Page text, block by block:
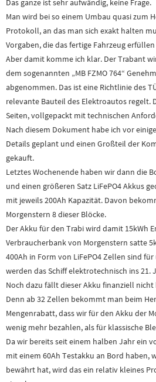
Das ganze ist sehr aufwändig, keine Frage.
Man wird bei so einem Umbau quasi zum
Protokoll, an das man sich exakt halten
Vorgaben, die das fertige Fahrzeug
Aber damit komme ich klar. Der Trabant
dem sogenannten „MB FZMO 764“
abgenommen. Das ist eine Richtlinie des
relevante Bauteil des Elektroautos regelt.
Seiten, vollgepackt mit technischen
Nach diesem Dokument habe ich vor
Details geplant und einen Großteil der
gekauft.
Letztes Wochenende haben wir dann die
und einen größeren Satz LiFePO4 Akkus
mit jeweils 200Ah Kapazität. Davon
Morgenstern 8 dieser Blöcke.
Der Akku für den Trabi wird damit 15kWh
Verbraucherbank von Morgenstern satte
400Ah in Form von LiFePO4 Zellen sind
werden das Schiff elektrotechnisch ins
Noch dazu fällt dieser Akku finanziell
Denn ab 32 Zellen bekommt man beim
Mengenrabatt, dass wir für den Akku der
wenig mehr bezahlen, als für klassische
Da wir bereits seit einem halben Jahr ein
mit einem 60Ah Testakku an Bord haben,
bewährt hat, wird das ein relativ kleines